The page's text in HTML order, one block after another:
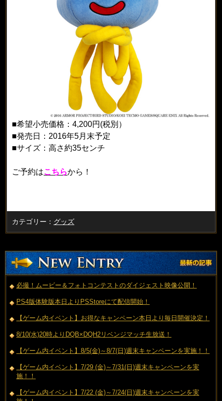
■希望小売価格：4,200円(税別）
■発売日：2016年5月末予定
■サイズ：高さ約35センチ
ご予約はこちらから！
カテゴリー： グッズ
必撮！ムービー＆フォトコンテストのダイジェスト映像公開！
PS4版体験版本日よりPSStoreにて配信開始！
【ゲーム内イベント】お得なキャンペーン本日より毎日開催決定！
8/10(水)20時よりDQB×DQH2リベンジマッチ生放送！
【ゲーム内イベント】8/5(金)～8/7(日)週末キャンペーンを実施！！
【ゲーム内イベント】7/29 (金)～7/31(日)週末キャンペーンを実
施！！
【ゲーム内イベント】7/22 (金)～7/24(日)週末キャンペーンを実